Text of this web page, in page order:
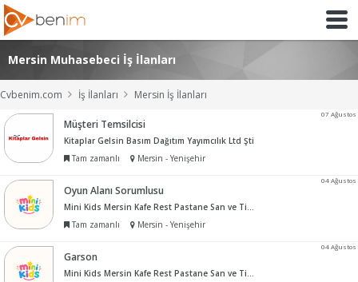
Mersin Muhasebeci İş İlanları
Cvbenim.com İş İlanları Mersin İş İlanları
07 Ağustos
Müşteri Temsilcisi
Kitaplar Gelsin Basım Dağıtım Yayımcılık Ltd Şti
Tam zamanlı
Mersin - Yenişehir
04 Ağustos
Oyun Alanı Sorumlusu
Mini Kids Mersin Kafe Rest Pastane San ve Tic Ltd Şti
Tam zamanlı
Mersin - Yenişehir
04 Ağustos
Garson
Mini Kids Mersin Kafe Rest Pastane San ve Tic Ltd Şti